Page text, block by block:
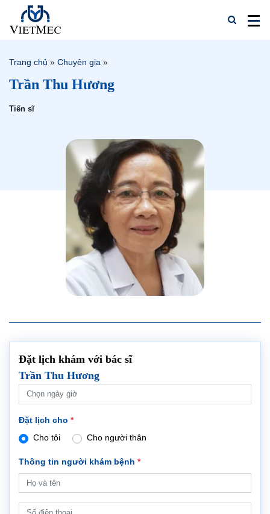
Trang chủ » Chuyên gia »
Trần Thu Hương
Tiến sĩ
Đặt lịch khám với bác sĩ
Trần Thu Hương
Đặt lịch cho *
Cho tôi
Cho người thân
Thông tin người khám bệnh *